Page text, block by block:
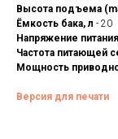
Высота подъема
Ёмкость бака, л - 20
Напряжение
Частота питающей
Мощность
Версия для печати